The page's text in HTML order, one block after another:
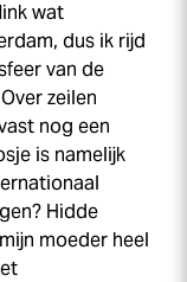
wat
dus ik rijd
van de
zeilen
nog een
is namelijk
Hidde
moeder heel